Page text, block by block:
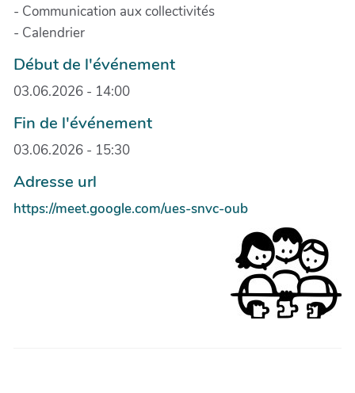
- Communication aux collectivités
- Calendrier
Début de l'événement
03.06.2026 - 14:00
Fin de l'événement
03.06.2026 - 15:30
Adresse url
https://meet.google.com/ues-snvc-oub